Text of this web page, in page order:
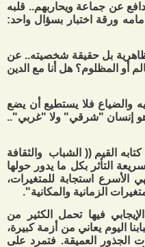
عن جماعة ويحاربهم.. قلبه
ورقة اختبار بسؤال واحد:
بل حقيقة شخصيته.. عن
أو المظلوم؟ هل أنا مع الدين
والضياع فلا يستطيع أن يضع
هو إنسان "شرقي" ولا "غربي"..
القيم (( الشباب والثقافة
التأثر بكل ما يدور حولها
الأسرع استجابة للمتغيرات،
الزمانية والمكانية".
فيها تحمل الكثير من
اليوم يعاني من أزمة كبيرة،
الجذور العميقة. فتمرد على